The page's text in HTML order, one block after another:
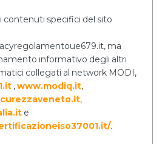
contenuti specifici del sito
ma
informativo degli altri
collegati al network MODI,
,www.modiq.it,
,
e
.